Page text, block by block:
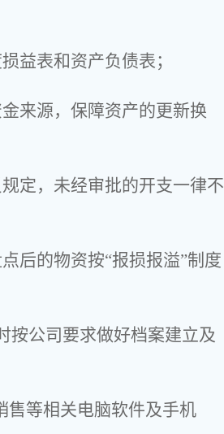
益表和资产负债表；
来源，保障资产的更新换
定，未经审批的开支一律不
后的物资按“报损报溢”制度
按公司要求做好档案建立及
售等相关电脑软件及手机